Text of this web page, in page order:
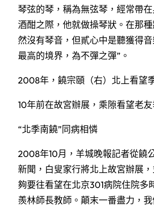
琴弦的琴，稱為無弦琴，經常帶
酒酣之際，他就做操琴狀。在那
然沒有琴音，但貳心中是聽獲得
最高的境界，為不彈之彈”。
2008年，饒宗頤（右）北上看望
10年前在故宮辦展，乘隙看望老
“北季南饒”同病相憐
2008年10月，羊城晚報記者從饒
新聞，白叟家行將北上故宮辦展
夠要往看望在北京301病院住院多
羨林師長教師。顛末一番盡力，